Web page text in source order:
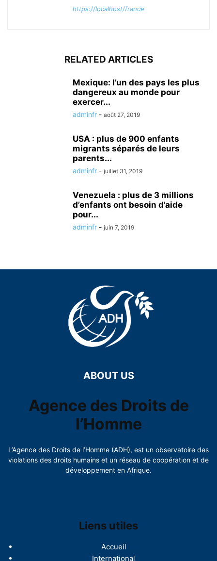
https://localhost/france
RELATED ARTICLES
Mexique: l’un des pays les plus
dangereux au monde pour
exercer...
adminfr - août 27, 2019
USA : plus de 900 enfants
migrants séparés de leurs
parents...
adminfr - juillet 31, 2019
Venezuela : plus de 3 millions
d’enfants ont besoin d’aide
pour...
adminfr - juin 7, 2019
ABOUT US
Agence des Droits de
l’Homme
L’Agence des Droits de l’Homme (ADH), est un observatoire des
violations des droits humains et un réseau de coopération et de
développement en Afrique.
Liens utiles
Accueil
International